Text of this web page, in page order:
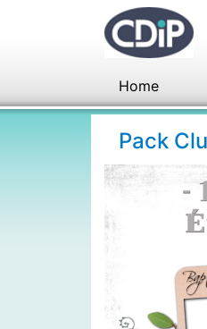
Home
Pack